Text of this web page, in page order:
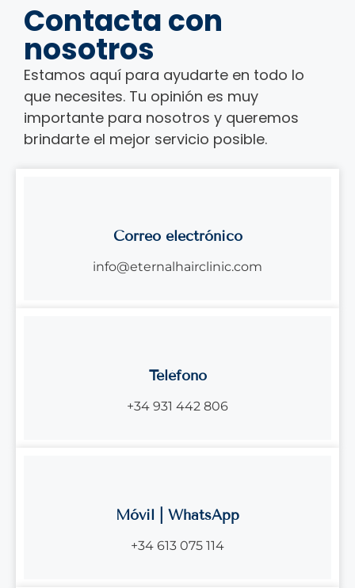
Contacta con
nosotros
Estamos aquí para ayudarte en todo lo
que necesites. Tu opinión es muy
importante para nosotros y queremos
brindarte el mejor servicio posible.
Correo electrónico
info@eternalhairclinic.com
Teléfono
+34 931 442 806
Móvil | WhatsApp
+34 613 075 114